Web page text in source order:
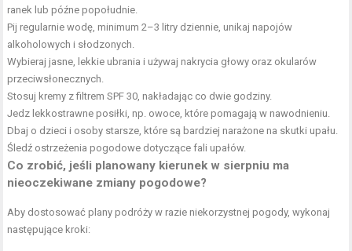
ranek lub późne popołudnie.
Pij regularnie wodę, minimum 2–3 litry dziennie, unikaj napojów
alkoholowych i słodzonych.
Wybieraj jasne, lekkie ubrania i używaj nakrycia głowy oraz okularów
przeciwsłonecznych.
Stosuj kremy z filtrem SPF 30, nakładając co dwie godziny.
Jedz lekkostrawne posiłki, np. owoce, które pomagają w nawodnieniu.
Dbaj o dzieci i osoby starsze, które są bardziej narażone na skutki upału.
Śledź ostrzeżenia pogodowe dotyczące fali upałów.
Co zrobić, jeśli planowany kierunek w sierpniu ma
nieoczekiwane zmiany pogodowe?
Aby dostosować plany podróży w razie niekorzystnej pogody, wykonaj
następujące kroki: